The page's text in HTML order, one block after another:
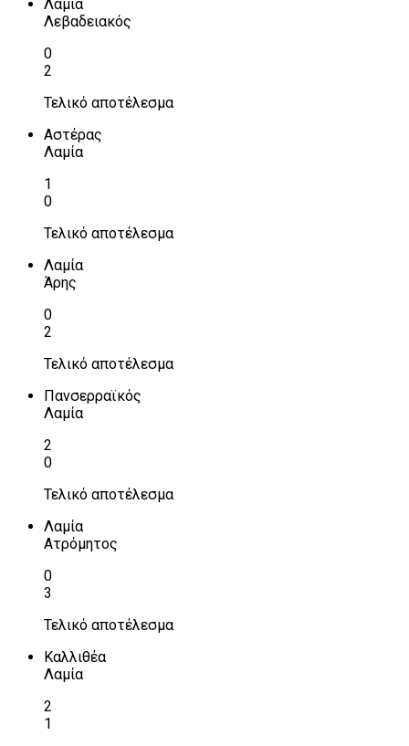
Λαμία
Λεβαδειακός
0
2
Τελικό αποτέλεσμα
Αστέρας
Λαμία
1
0
Τελικό αποτέλεσμα
Λαμία
Άρης
0
2
Τελικό αποτέλεσμα
Πανσερραϊκός
Λαμία
2
0
Τελικό αποτέλεσμα
Λαμία
Ατρόμητος
0
3
Τελικό αποτέλεσμα
Καλλιθέα
Λαμία
2
1